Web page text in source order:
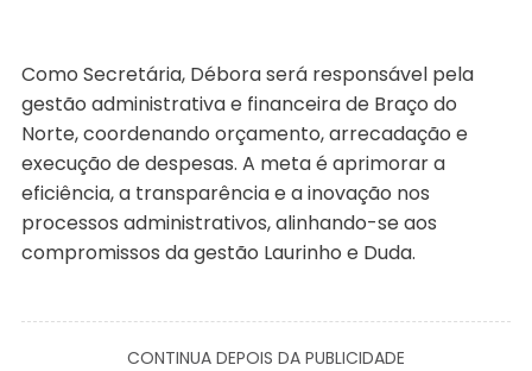
Como Secretária, Débora será responsável pela
gestão administrativa e financeira de Braço do
Norte, coordenando orçamento, arrecadação e
execução de despesas. A meta é aprimorar a
eficiência, a transparência e a inovação nos
processos administrativos, alinhando-se aos
compromissos da gestão Laurinho e Duda.
CONTINUA DEPOIS DA PUBLICIDADE